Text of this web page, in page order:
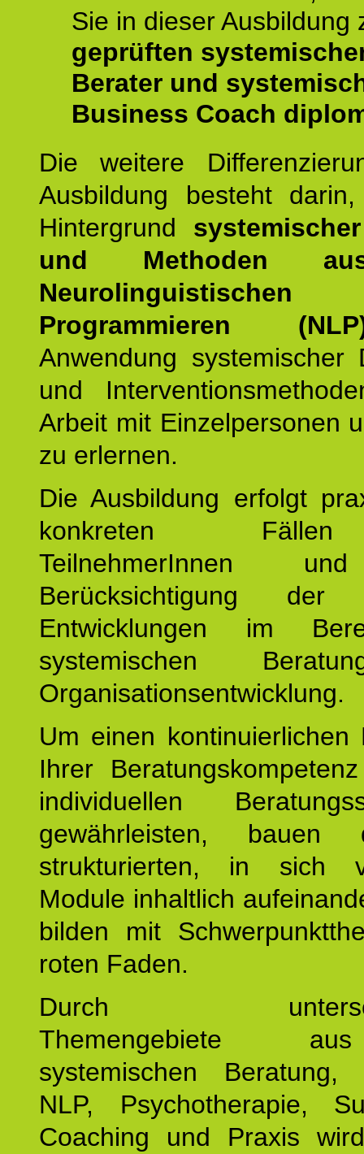
Sie in dieser Ausbildung
geprüften
Berater und
Business Coach
Die weitere
Ausbildung besteht
Hintergrund
und Methoden
Neurolinguistischen
Programmieren
Anwendung systemischer
und
Arbeit mit Einzelpersonen
zu erlernen.
Die Ausbildung erfolgt
konkreten
TeilnehmerInnen
Berücksichtigung der
Entwicklungen im
systemischen
Organisationsentwicklung.
Um einen kontinuierlichen
Ihrer
individuellen
gewährleisten,
strukturierten, in sich
Module inhaltlich
bilden mit
roten Faden.
Durch
Themengebiete
systemischen Beratung,
NLP, Psychotherapie,
Coaching und Praxis